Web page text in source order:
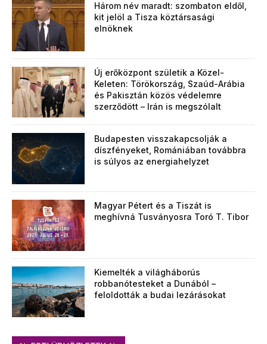
Három név maradt: szombaton eldől,
kit jelöl a Tisza köztársasági
elnöknek
Új erőközpont születik a Közel-
Keleten: Törökország, Szaúd-Arábia
és Pakisztán közös védelemre
szerződött – Irán is megszólalt
Budapesten visszakapcsolják a
díszfényeket, Romániában továbbra
is súlyos az energiahelyzet
Magyar Pétert és a Tiszát is
meghívná Tusványosra Toró T. Tibor
Kiemelték a világháborús
robbanótesteket a Dunából –
feloldották a budai lezárásokat